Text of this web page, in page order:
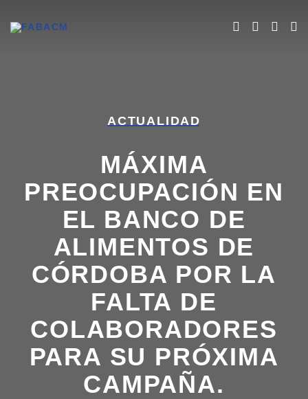
ACTUALIDAD
MÁXIMA
PREOCUPACIÓN EN
EL BANCO DE
ALIMENTOS DE
CÓRDOBA POR LA
FALTA DE
COLABORADORES
PARA SU PRÓXIMA
CAMPAÑA.